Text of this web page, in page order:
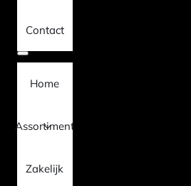
Contact
Home
Assortiment
Zakelijk